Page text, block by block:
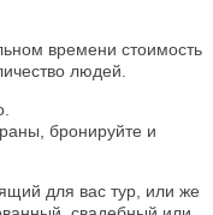
времени стоимость
людей.
бронируйте и
для вас тур, или же